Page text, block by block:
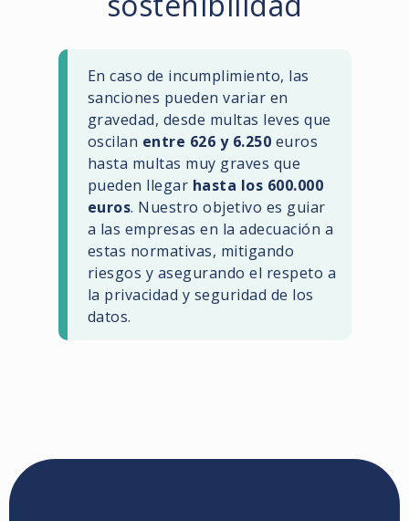
En caso de incumplimiento, las
sanciones pueden variar en
gravedad, desde multas leves que
oscilan entre 626 y 6.250 euros
hasta multas muy graves que
pueden llegar hasta los 600.000
euros. Nuestro objetivo es guiar
a las empresas en la adecuación a
estas normativas, mitigando
riesgos y asegurando el respeto a
la privacidad y seguridad de los
datos.